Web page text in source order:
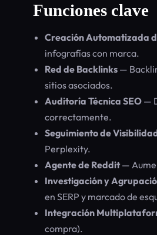
Funciones clave
Creación Automatizada
infografías con marca.
Red de Backlinks —
sitios asociados.
Auditoría Técnica SEO —
correctamente.
Seguimiento de
Perplexity.
Agente de Reddit—
Investigación y
en SERP y marcado de
Integración
compra).